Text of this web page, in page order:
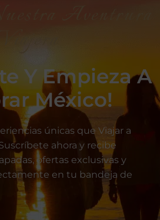
Viajera
Y Empieza A
México!
únicas que Viajar a
ahora y recibe
ofertas exclusivas y
en tu bandeja de